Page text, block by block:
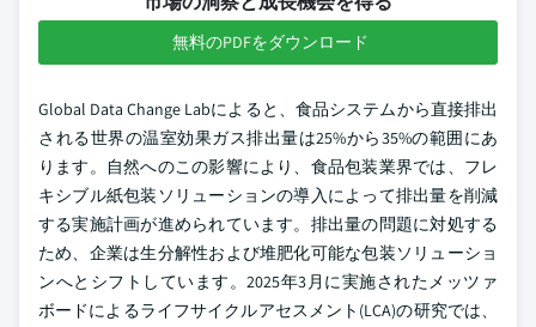
無料のPDFをダウンロード
Global Data Change Labによると、食品システムから直接排出
される世界の温室効果ガス排出量は25%から35%の範囲にあ
ります。自然へのこの影響により、食品包装業界では、フレ
キシブル紙包装ソリューションの導入によって排出量を削減
する実施計画が進められています。排出量の問題に対処する
ため、企業は生分解性および堆肥化可能な包装ソリューショ
ンへとシフトしています。2025年3月に実施されたメッツァ
ボードによるライフサイクルアセスメント(LCA)の研究では、